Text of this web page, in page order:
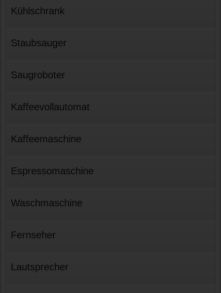
Kühlschrank
Staubsauger
Saugroboter
Kaffeevollautomat
Kaffeemaschine
Espressomaschine
Waschmaschine
Fernseher
Lautsprecher